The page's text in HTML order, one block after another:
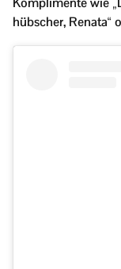
hübscher, Renata“